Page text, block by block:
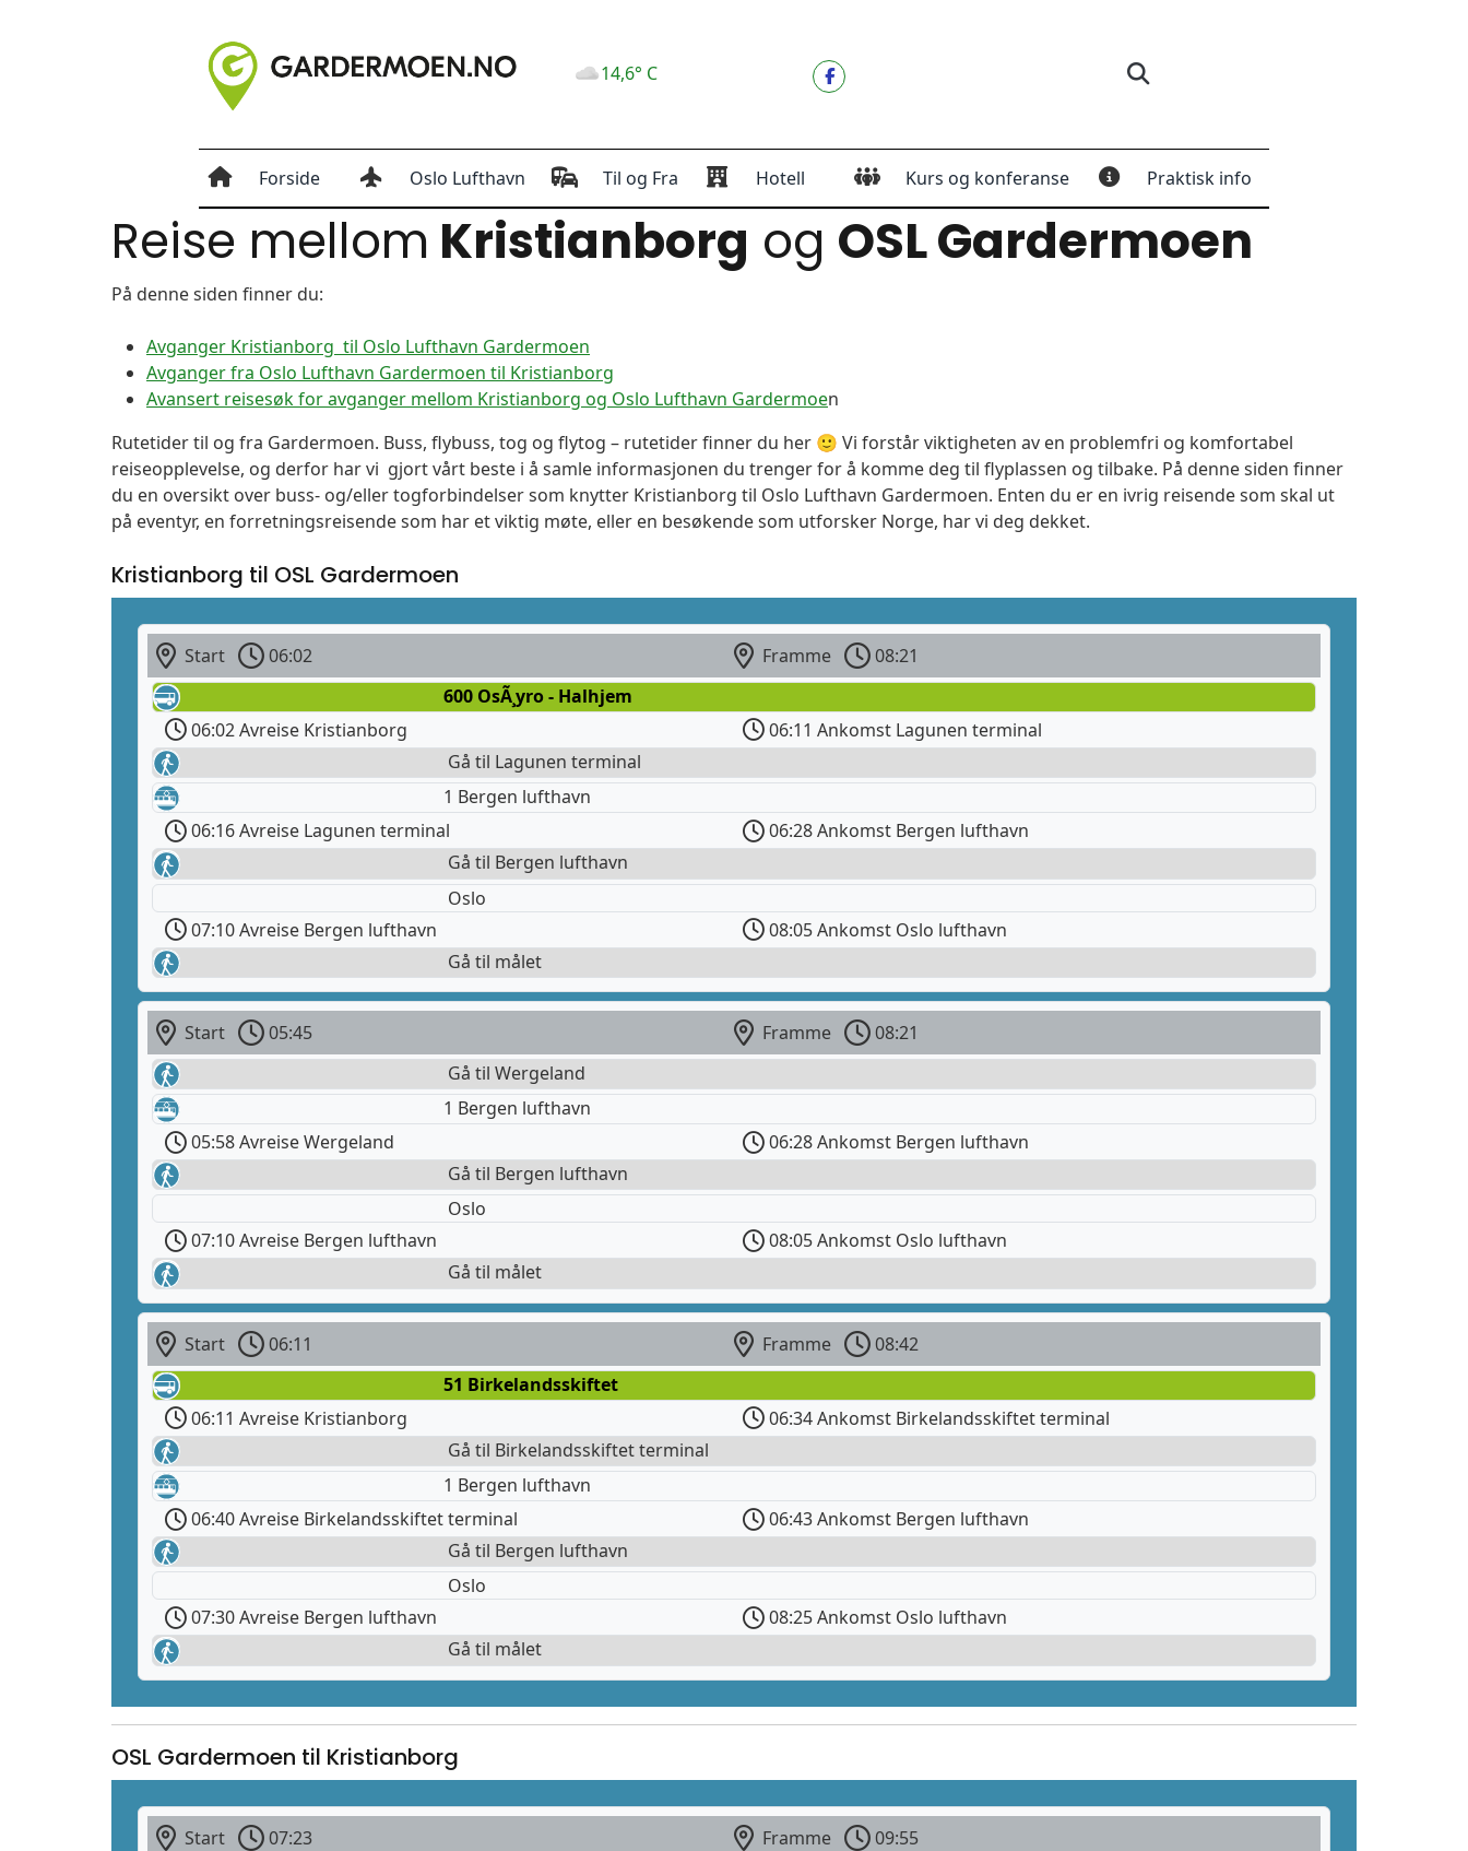
14,6° C
Forside Oslo Lufthavn Til og Fra Hotell Kurs og konferanse Praktisk info
Reise mellom Kristianborg og OSL Gardermoen
På denne siden finner du:
Avganger Kristianborg til Oslo Lufthavn Gardermoen
Avganger fra Oslo Lufthavn Gardermoen til Kristianborg
Avansert reisesøk for avganger mellom Kristianborg og Oslo Lufthavn Gardermoen
Rutetider til og fra Gardermoen. Buss, flybuss, tog og flytog – rutetider finner du her 🙂 Vi forstår viktigheten av en problemfri og komfortabel
reiseopplevelse, og derfor har vi gjort vårt beste i å samle informasjonen du trenger for å komme deg til flyplassen og tilbake. På denne siden finner
du en oversikt over buss- og/eller togforbindelser som knytter Kristianborg til Oslo Lufthavn Gardermoen. Enten du er en ivrig reisende som skal ut
på eventyr, en forretningsreisende som har et viktig møte, eller en besøkende som utforsker Norge, har vi deg dekket.
Kristianborg til OSL Gardermoen
Start 06:02 Framme
08:21
600 OsÃ¸yro - Halhjem
06:02 Avreise Kristianborg
06:11 Ankomst Lagunen terminal
Gå til Lagunen terminal
1 Bergen lufthavn
06:16 Avreise Lagunen terminal
06:28 Ankomst Bergen lufthavn
Gå til Bergen lufthavn
Oslo
07:10 Avreise Bergen lufthavn
08:05 Ankomst Oslo lufthavn
Gå til målet
Start 05:45 Framme
08:21
Gå til Wergeland
1 Bergen lufthavn
05:58 Avreise Wergeland
06:28 Ankomst Bergen lufthavn
Gå til Bergen lufthavn
Oslo
07:10 Avreise Bergen lufthavn
08:05 Ankomst Oslo lufthavn
Gå til målet
Start 06:11 Framme
08:42
51 Birkelandsskiftet
06:11 Avreise Kristianborg
06:34 Ankomst Birkelandsskiftet terminal
Gå til Birkelandsskiftet terminal
1 Bergen lufthavn
06:40 Avreise Birkelandsskiftet terminal
06:43 Ankomst Bergen lufthavn
Gå til Bergen lufthavn
Oslo
07:30 Avreise Bergen lufthavn
08:25 Ankomst Oslo lufthavn
Gå til målet
OSL Gardermoen til Kristianborg
Start 07:23 Framme
09:55